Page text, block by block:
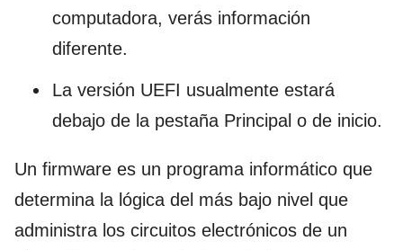
computadora, verás información
diferente.
La versión UEFI usualmente estará
debajo de la pestaña Principal o de inicio.
Un firmware es un programa informático que
determina la lógica del más bajo nivel que
administra los circuitos electrónicos de un